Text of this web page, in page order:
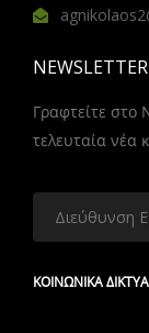
NEWSLETTER
Γραφτείτε στο
τελευταία νέα
ΚΟΙΝΩΝΙΚΑ